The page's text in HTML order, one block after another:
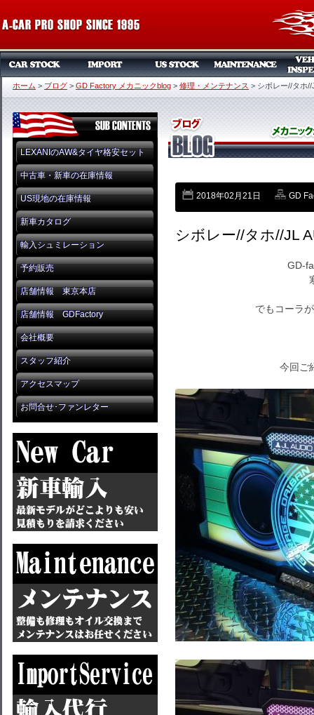
ホーム > ブログ > GD Factory メカニックblog > 修理・メンテナンス > シボレー//タホ//
LEXANIのAW&タイヤ格安セット
中古車・新車の在庫情報
US現地の在庫情報
新車カタログ
輸入シュミレーション
予約販売
店舗情報 東京本店
店舗情報 GDFactory
会社概要
スタッフ紹介
アクセスマップ
お問合せ･ファンレター
2018年02月21日 GD
シボレー//タホ//JL
GD-
でもコーラ
今回ご